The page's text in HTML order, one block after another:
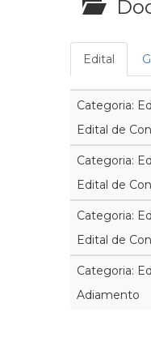
Edital
Categoria:
Edital de
Categoria:
Edital de
Categoria:
Edital de
Categoria:
Adiamento